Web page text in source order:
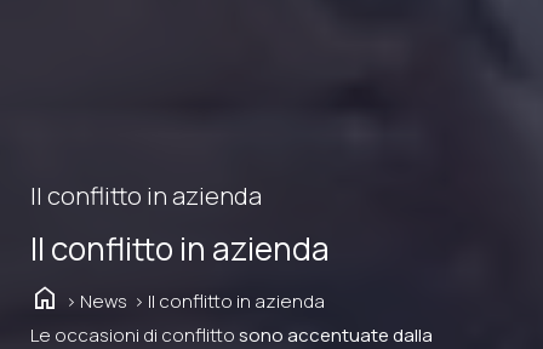
Il conflitto in azienda
Il conflitto in azienda
home > News > Il conflitto in azienda
Le occasioni di conflittosono accentuate dalla